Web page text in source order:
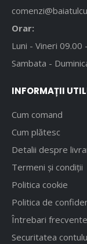
Orar:
Luni - Vineri 09.00
Sambata -
INFORMAȚII
Cum comand
Cum plătesc
Detalii despre
Termeni și condiții
Politica cookie
Politica de
Întrebari frecvente
Securitatea